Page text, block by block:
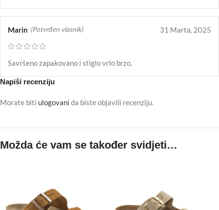
Marin (Potvrđen vlasnik) 31 Marta, 2025
Savršeno zapakovano i stiglo vrlo brzo.
Napiši recenziju
Morate biti ulogovani da biste objavili recenziju.
Možda će vam se također svidjeti…